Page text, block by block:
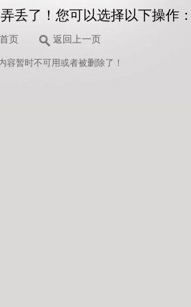
丢了！您可以选择以下操作
页 返回上一页
容暂时不可用或者被删除了！